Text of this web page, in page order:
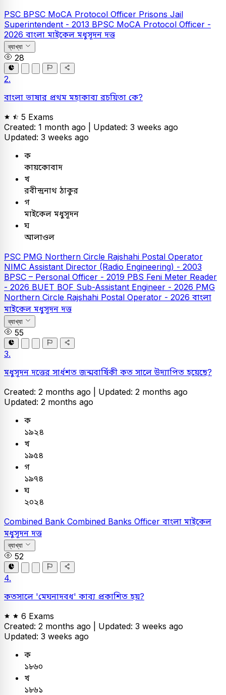
PSC BPSC MoCA Protocol Officer Prisons Jail
Superintendent - 2013 BPSC MoCA Protocol Officer -
2026 বাংলা মাইকেল মধুসূদন দত্ত
ব্যাখ্যা
28
2.
বাংলা ভাষার প্রথম মহাকাব্য রচয়িতা কে?
5 Exams
Created: 1 month ago | Updated: 3 weeks ago
Updated: 3 weeks ago
ক
কায়কোবাদ
খ
রবীন্দ্রনাথ ঠাকুর
গ
মাইকেল মধুসূদন
ঘ
আলাওল
PSC PMG Northern Circle Rajshahi Postal Operator
NIMC Assistant Director (Radio Engineering) - 2003
BPSC – Personal Officer - 2019 PBS Feni Meter Reader
- 2026 BUET BOF Sub-Assistant Engineer - 2026 PMG
Northern Circle Rajshahi Postal Operator - 2026 বাংলা
মাইকেল মধুসূদন দত্ত
ব্যাখ্যা
55
3.
মধুসূদন দত্তের সার্ধশত জন্মবার্ষিকী কত সালে উদ্যাপিত হয়েছে?
Created: 2 months ago | Updated: 2 months ago
Updated: 2 months ago
ক
১৯২৪
খ
১৯৫৪
গ
১৯৭৪
ঘ
২০২৪
Combined Bank Combined Banks Officer বাংলা মাইকেল
মধুসূদন দত্ত
ব্যাখ্যা
52
4.
কতসালে 'মেঘনাদবধ' কাব্য প্রকাশিত হয়?
6 Exams
Created: 2 months ago | Updated: 3 weeks ago
Updated: 3 weeks ago
ক
১৮৬০
খ
১৮৬১